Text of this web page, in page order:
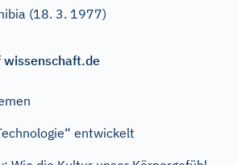
(18. 3. 1977)
entwickelt